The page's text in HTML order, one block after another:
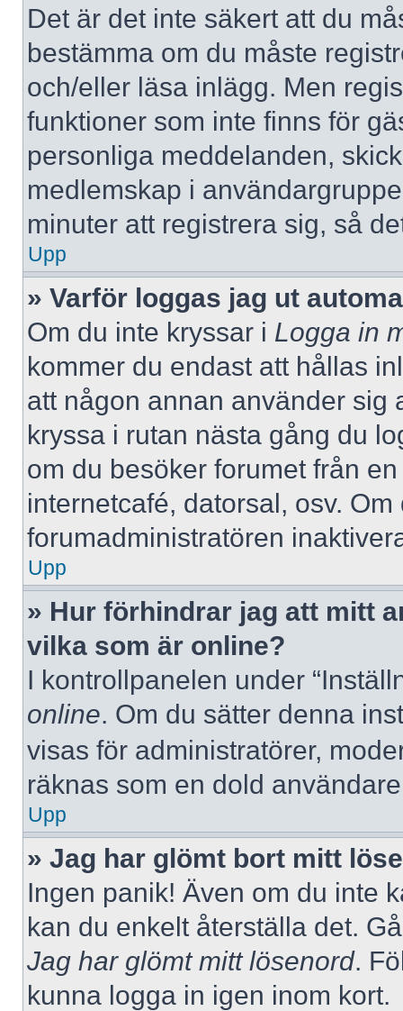
Det är det inte säkert att du
bestämma om du måste
och/eller läsa inlägg. Men
funktioner som inte finns för
personliga meddelanden,
medlemskap i
minuter att registrera sig, så
Upp
» Varför loggas jag ut
Om du inte kryssar i Logga in
kommer du endast att hållas
att någon annan använder sig
kryssa i rutan nästa gång du
om du besöker forumet från
internetcafé, datorsal, osv.
forumadministratören
Upp
» Hur förhindrar jag att mitt
vilka som är online?
I kontrollpanelen under
online. Om du sätter denna
visas för administratörer,
räknas som en dold
Upp
» Jag har glömt bort mitt
Ingen panik! Även om du inte
kan du enkelt återställa det.
Jag har glömt mitt lösenord.
kunna logga in igen inom kort.